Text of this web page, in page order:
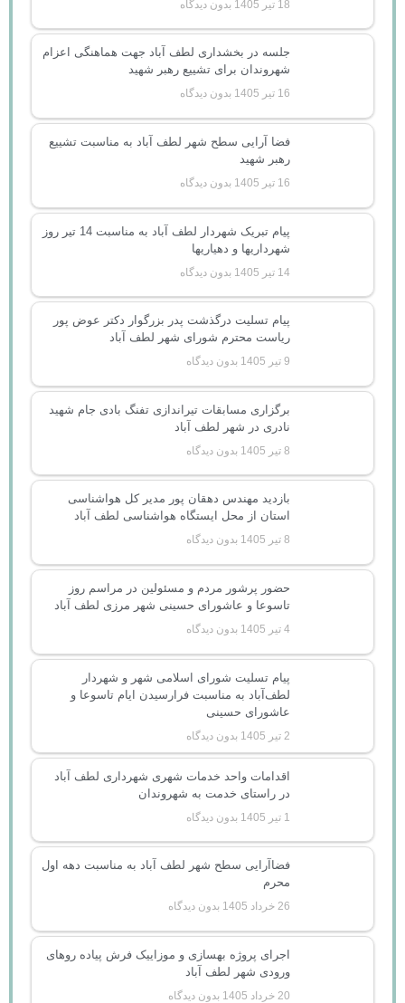
18 تیر 1405 بدون دیدگاه
جلسه در بخشداری لطف آباد جهت هماهنگی اعزام
شهروندان برای تشییع رهبر شهید
16 تیر 1405 بدون دیدگاه
فضا آرایی سطح شهر لطف آباد به مناسبت تشییع
رهبر شهید
16 تیر 1405 بدون دیدگاه
پیام تبریک شهردار لطف آباد به مناسبت 14 تیر روز
شهرداریها و دهیاریها
14 تیر 1405 بدون دیدگاه
پیام تسلیت درگذشت پدر بزرگوار دکتر عوض پور
ریاست محترم شورای شهر لطف آباد
9 تیر 1405 بدون دیدگاه
برگزاری مسابقات تیراندازی تفنگ بادی جام شهید
نادری در شهر لطف آباد
8 تیر 1405 بدون دیدگاه
بازدید مهندس دهقان پور مدیر کل هواشناسی
استان از محل ایستگاه هواشناسی لطف آباد
8 تیر 1405 بدون دیدگاه
حضور پرشور مردم و مسئولین در مراسم روز
تاسوعا و عاشورای حسینی شهر مرزی لطف آباد
4 تیر 1405 بدون دیدگاه
پیام تسلیت شورای اسلامی شهر و شهردار
لطف‌آباد به مناسبت فرارسیدن ایام تاسوعا و
عاشورای حسینی
2 تیر 1405 بدون دیدگاه
اقدامات واحد خدمات شهری شهرداری لطف آباد
در راستای خدمت به شهروندان
1 تیر 1405 بدون دیدگاه
فضاآرایی سطح شهر لطف آباد به مناسبت دهه اول
محرم
26 خرداد 1405 بدون دیدگاه
اجرای پروژه بهسازی و موزاییک فرش پیاده روهای
ورودی شهر لطف آباد
20 خرداد 1405 بدون دیدگاه